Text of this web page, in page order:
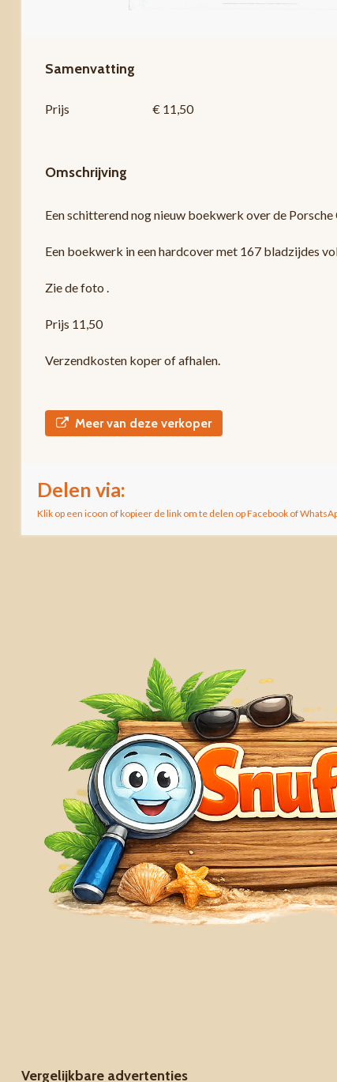
Samenvatting
Prijs € 11,50
Omschrijving
Een schitterend nog nieuw boekwerk over de Porsche
Een boekwerk in een hardcover met 167 bladzijdes
Zie de foto .
Prijs 11,50
Verzendkosten koper of afhalen.
Meer van deze verkoper
Delen via:
Klik op een icoon of kopieer de link om te delen op Facebook of
Vergelijkbare advertenties